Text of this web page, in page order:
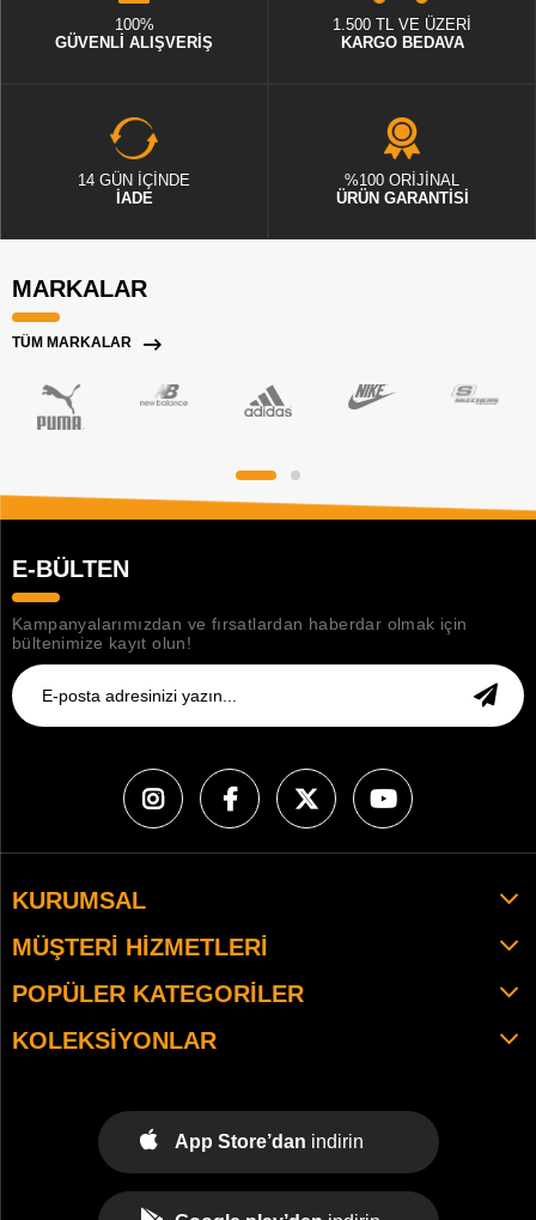
100%
GÜVENLİ ALIŞVERİŞ
1.500 TL VE ÜZERİ
KARGO BEDAVA
14 GÜN İÇİNDE
İADE
%100 ORİJİNAL
ÜRÜN GARANTİSİ
MARKALAR
TÜM MARKALAR
E-BÜLTEN
Kampanyalarımızdan ve fırsatlardan haberdar olmak için
bültenimize kayıt olun!
KURUMSAL
MÜŞTERI HIZMETLERI
POPÜLER KATEGORILER
KOLEKSIYONLAR
App Store’dan indirin